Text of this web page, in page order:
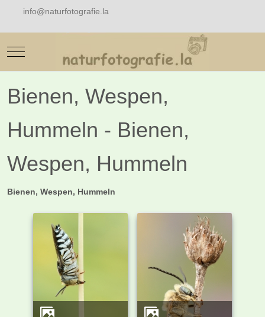
info@naturfotografie.la
Mobile Menu Toggle
Bienen, Wespen,
Hummeln - Bienen,
Wespen, Hummeln
Bienen, Wespen, Hummeln